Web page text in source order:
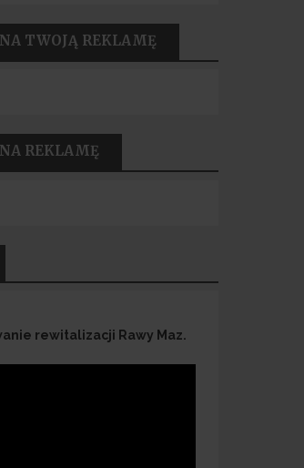
TWOJĄ REKLAMĘ
REKLAMĘ
rewitalizacji Rawy Maz.